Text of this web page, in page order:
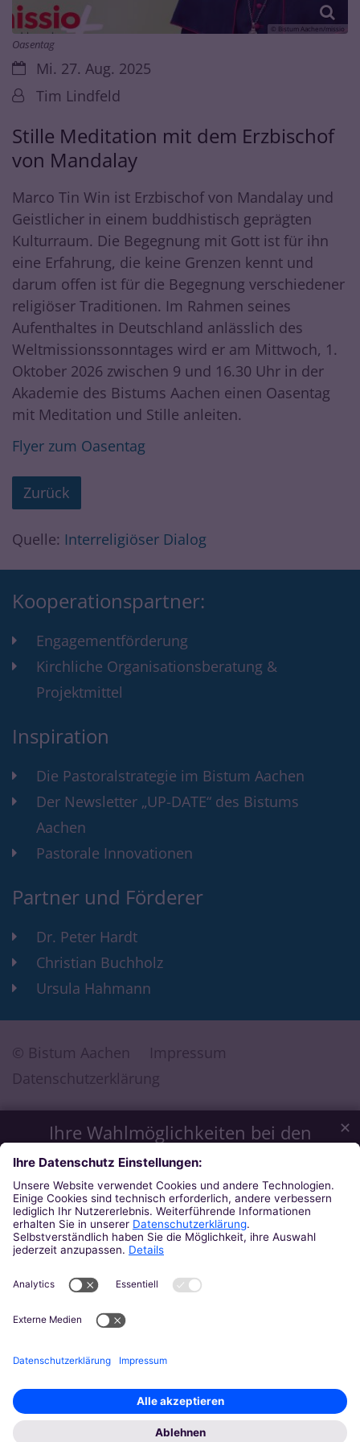
Ihre Wahlmöglichkeiten bei den
Einstellungen zum Datenschutz
Wir möchten Ihnen ein optimales Webseiten-Erlebnis bieten.
Dazu verwenden wir Cookies, die für das Funktionieren
unserer Website notwendig sind. Mit Ihrer Zustimmung
verwenden wir auch Cookies und andere Technologien, die
zur Anzeige externer Inhalte (Videos über Youtube, Audios
über Soundcloud, Karten über MapTiler ...) oder zu
selbst entscheiden, welche Kategorien Sie zulassen möchten.
Bitte beachten Sie, dass auf Basis Ihrer Einstellungen
womöglich nicht mehr alle Funktionalitäten der Seite zur
Verfügung stehen. Weitere Informationen und die Möglichkeit
Datenschutzerklärung.
Notwendig
✕
Datenschutzerklärung
© Bistum Aachen/missio
Oasentag
Datum:Mi. 27. Aug. 2025
Von:Tim Lindfeld
Stille Meditation mit dem Erzbischof
von Mandalay
Marco Tin Win ist Erzbischof von Mandalay und
Geistlicher in einem buddhistisch geprägten
Kulturraum. Die Begegnung mit Gott ist für ihn
eine Erfahrung, die keine Grenzen kennt und
darum offen ist für die Begegnung verschiedener
religiöser Traditionen. Im Rahmen seines
Aufenthaltes in Deutschland anlässlich des
Weltmissionssonntages wird er am Mittwoch, 1.
Oktober 2026 zwischen 9 und 16.30 Uhr in der
Akademie des Bistums Aachen einen Oasentag
mit Meditation und Stille anleiten.
Flyer zum Oasentag
Zurück
Quelle: Interreligiöser Dialog
Kooperationspartner:
Engagementförderung
Kirchliche Organisationsberatung &
Projektmittel
Inspiration
Die Pastoralstrategie im Bistum Aachen
Der Newsletter „UP-DATE“ des Bistums
Aachen
Pastorale Innovationen
Partner und Förderer
Dr. Peter Hardt
Christian Buchholz
Ursula Hahmann
© Bistum Aachen
Impressum
Datenschutzerklärung